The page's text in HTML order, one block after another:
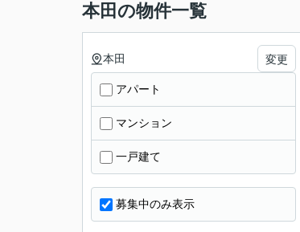
本田の物件一覧
本田 変更
アパート
マンション
一戸建て
募集中のみ表示